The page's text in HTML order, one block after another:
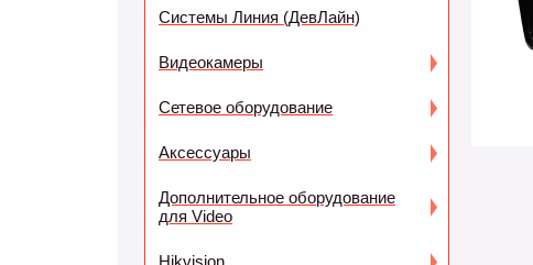
Системы Линия (ДевЛайн)
Видеокамеры
Сетевое оборудование
Аксессуары
Дополнительное оборудование
для Video
Hikvision